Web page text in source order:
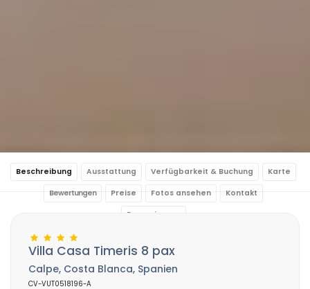
Beschreibung Ausstattung Verfügbarkeit & Buchung Karte
Bewertungen Preise Fotos ansehen Kontakt
Reservierung
Villa Casa Timeris 8 pax
Calpe, Costa Blanca, Spanien
CV-VUT0518196-A